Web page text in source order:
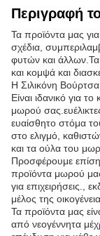
Περιγραφή
Τα προϊόντα μας
σχέδια,
φυτών και άλλων.Τα
και κομψά και
Η Σιλικόνη
Είναι ιδανικό για
μωρού
ευαίσθητο στόμα
στο ελιγμό,
και τα ούλα του
Προσφέρουμε
προϊόντα μωρού
για επιχειρήσεις.,
μέλος της
Τα προϊόντα μας
από νεογέννητα